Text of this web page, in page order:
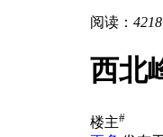
阅读： 4218
西北
楼主#